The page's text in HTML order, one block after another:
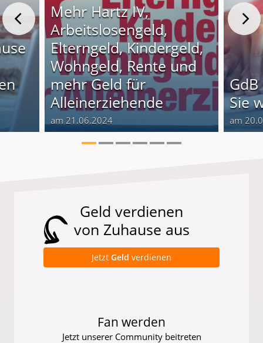
Mehr Hartz IV,
Arbeitslosengeld,
Elterngeld, Kindergeld,
Wohngeld, Rente und
mehr Geld für
Alleinerziehende
am 21.06.2024
Sie
am
Geld verdienen
von Zuhause aus
Jetzt Geld verdienen
Fan werden
Jetzt unserer Community beitreten